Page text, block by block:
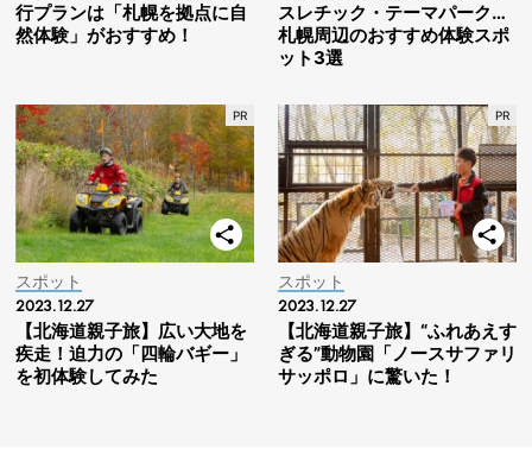
行プランは「札幌を拠点に自
然体験」がおすすめ！
スレチック・テーマパーク…
札幌周辺のおすすめ体験スポ
ット3選
スポット
2023.12.27
【北海道親子旅】広い大地を
疾走！迫力の「四輪バギー」
を初体験してみた
スポット
2023.12.27
【北海道親子旅】“ふれあえす
ぎる”動物園「ノースサファリ
サッポロ」に驚いた！